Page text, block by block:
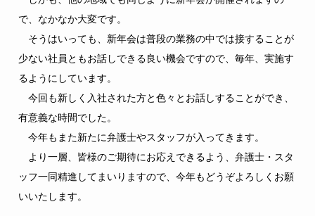
で、なかなか大変です。
そうはいっても、新年会は普段の業務の中では接することが
少ない社員ともお話しできる良い機会ですので、毎年、実施す
るようにしています。
今回も新しく入社された方と色々とお話しすることができ、
有意義な時間でした。
今年もまた新たに弁護士やスタッフが入ってきます。
より一層、皆様のご期待にお応えできるよう、弁護士・スタ
ッフ一同精進してまいりますので、今年もどうぞよろしくお願
いいたします。